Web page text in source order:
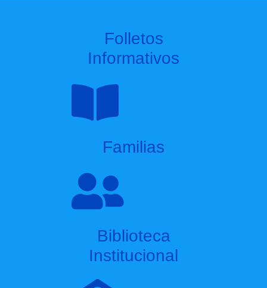
Folletos
Informativos
Familias
Biblioteca
Institucional